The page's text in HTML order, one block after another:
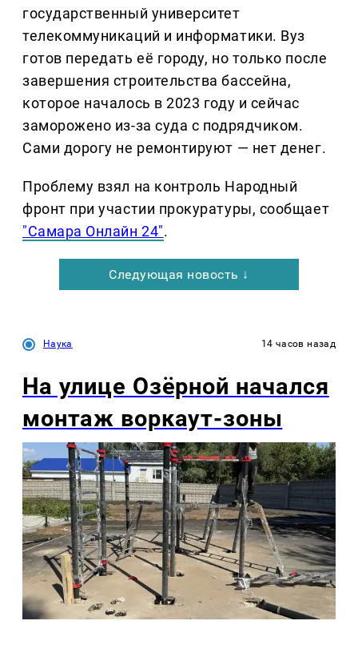
государственный университет
телекоммуникаций и информатики. Вуз
готов передать её городу, но только после
завершения строительства бассейна,
которое началось в 2023 году и сейчас
заморожено из-за суда с подрядчиком.
Сами дорогу не ремонтируют — нет денег.
Проблему взял на контроль Народный
фронт при участии прокуратуры, сообщает
"Самара Онлайн 24".
Следующая новость ↓
Наука 14 часов назад
На улице Озëрной начался
монтаж воркаут-зоны